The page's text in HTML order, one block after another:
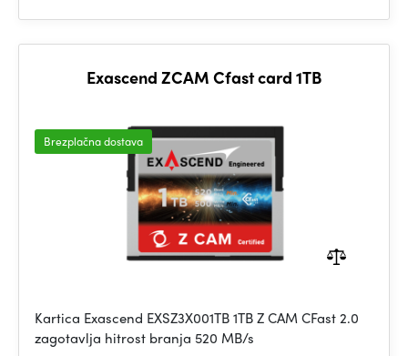
Exascend ZCAM Cfast card 1TB
Brezplačna dostava
Kartica Exascend EXSZ3X001TB 1TB Z CAM CFast 2.0
zagotavlja hitrost branja 520 MB/s